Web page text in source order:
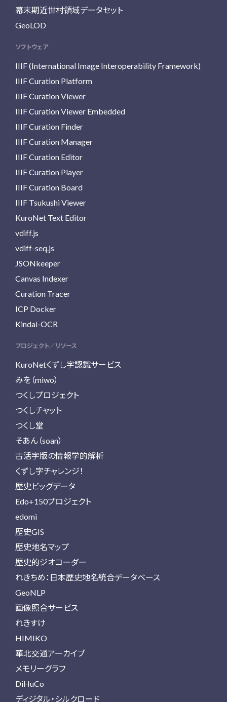
幕末期近世村領域データセット
GeoLOD
ソフトウェア
IIIF (International Image Interoperability Framework)
IIIF Curation Platform
IIIF Curation Viewer
IIIF Curation Viewer Embedded
IIIF Curation Finder
IIIF Curation Manager
IIIF Curation Editor
IIIF Curation Player
IIIF Curation Board
IIIF Tsukushi Viewer
KuroNet Text Editor
vdiff.js
vdiff-seq.js
JSONkeeper
Canvas Indexer
Curation Tracer
ICP Docker
Kindai-OCR
プロジェクト／リソース
KuroNetくずし字認識サービス
みを（miwo）
つくしプロジェクト
つくしチャット
つくし堂
そあん（soan）
古活字版の情報学的解析
くずし字チャレンジ！
歴史ビッグデータ
Edo+150プロジェクト
edomi
歴史GIS
歴史地名マップ
歴史的ジオコーダー
れきちめ：日本歴史地名統合データベース
GeoNLP
画像照合サービス
れきすけ
HIMIKO
華北交通アーカイブ
メモリーグラフ
DiHuCo
ディジタル・シルクロード